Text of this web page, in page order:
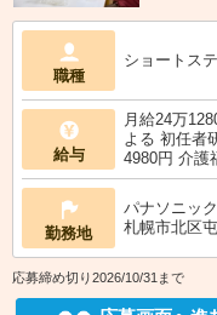
職種
ショートス
給与
月給24万
よる 初任者
4980円 介護
勤務地
パナソニッ
札幌市北区
応募締め切り2026/10/31まで